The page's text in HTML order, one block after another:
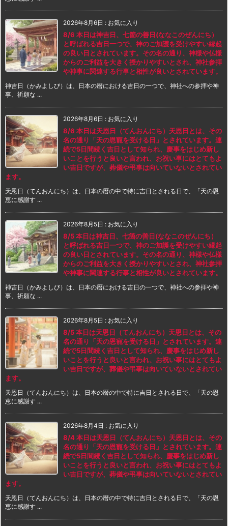
2026年8月6日 : お気に入り
8/6 本日は神吉日、七箇の善日(ななこのぜんにち）
と呼ばれる吉日一つで、神のご加護を受けやすい縁起
の良い日とされています。その名の通り、神様や仏様
からのご利益を大きく授かりやすいとされ、神社参拝
や神事に関連する行事と相性が良いとされています。
神吉日（かみよしび）は、日本の暦における吉日の一つで、神社への参拝や神
事、祈願な ...
2026年8月6日 : お気に入り
8/6 本日は天恩日（てんおんにち）天恩日とは、その
名の通り「天の恩寵を受ける日」とされています。連
続で5日間続く吉日として知られ、慶事をはじめ新し
いことを行うと良いと言われ、お祝い事にはとてもよ
い吉日ですが、葬儀や弔事は向いていないとされてい
ます。
天恩日（てんおんにち）は、日本の暦の中で特に吉日とされる日で、「天の恩
恵に感謝す ...
2026年8月5日 : お気に入り
8/5 本日は神吉日、七箇の善日(ななこのぜんにち）
と呼ばれる吉日一つで、神のご加護を受けやすい縁起
の良い日とされています。その名の通り、神様や仏様
からのご利益を大きく授かりやすいとされ、神社参拝
や神事に関連する行事と相性が良いとされています。
神吉日（かみよしび）は、日本の暦における吉日の一つで、神社への参拝や神
事、祈願な ...
2026年8月5日 : お気に入り
8/5 本日は天恩日（てんおんにち）天恩日とは、その
名の通り「天の恩寵を受ける日」とされています。連
続で5日間続く吉日として知られ、慶事をはじめ新し
いことを行うと良いと言われ、お祝い事にはとてもよ
い吉日ですが、葬儀や弔事は向いていないとされてい
ます。
天恩日（てんおんにち）は、日本の暦の中で特に吉日とされる日で、「天の恩
恵に感謝す ...
2026年8月4日 : お気に入り
8/4 本日は天恩日（てんおんにち）天恩日とは、その
名の通り「天の恩寵を受ける日」とされています。連
続で5日間続く吉日として知られ、慶事をはじめ新し
いことを行うと良いと言われ、お祝い事にはとてもよ
い吉日ですが、葬儀や弔事は向いていないとされてい
ます。
天恩日（てんおんにち）は、日本の暦の中で特に吉日とされる日で、「天の恩
恵に感謝す ...